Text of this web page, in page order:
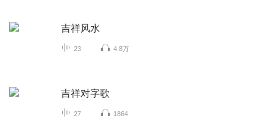
吉祥风水
23 4.8万
吉祥对字歌
27 1864